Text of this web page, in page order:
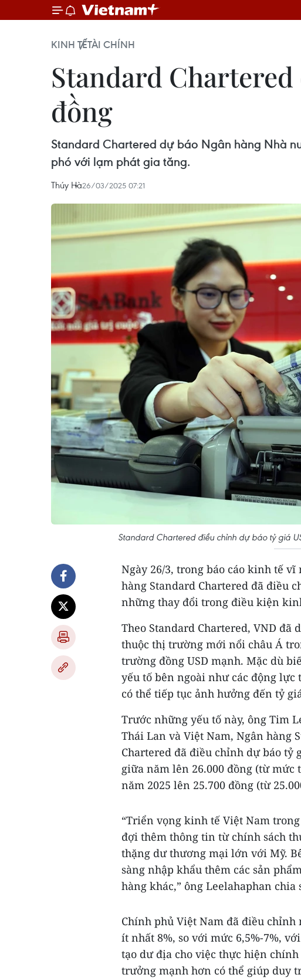
KINH TẾTÀI CHÍNH
Standard
đồng
Standard Chartered dự báo Ngân hàng Nhà
phó với lạm phát gia tăng.
Thúy Hà26/03/2025 07:21
Standard Chartered điều chỉnh dự báo tỷ giá
Ngày 26/3, trong báo cáo kinh tế
hàng Standard Chartered đã điều
những thay đổi trong điều kiện
Theo Standard Chartered, VND
thuộc thị trường mới nổi châu Á
trường đồng USD mạnh. Mặc dù
yếu tố bên ngoài như các động
có thể tiếp tục ảnh hưởng đến tỷ
Trước những yếu tố này, ông Tim
Thái Lan và Việt Nam, Ngân hàng
Chartered đã điều chỉnh dự báo tỷ
giữa năm lên 26.000 đồng (từ mức
năm 2025 lên 25.700 đồng (từ
“Triển vọng kinh tế Việt Nam
đợi thêm thông tin từ chính sách
thặng dư thương mại lớn với Mỹ.
sàng nhập khẩu thêm các sản
hàng khác,” ông Leelahaphan chia
Chính phủ Việt Nam đã điều
ít nhất 8%, so với mức 6,5%-7%,
tạo dư địa cho việc thực hiện
trưởng mạnh hơn có thể giúp duy